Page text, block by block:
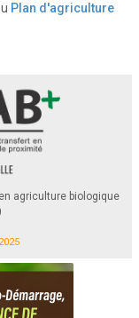
Plan d'agriculture
agriculture biologique